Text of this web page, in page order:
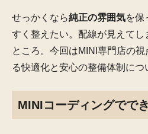
せっかくなら純正の雰囲気を保
すく整えたい。配線が見えて
ところ。今回はMINI専門店の
る快適化と安心の整備体制につ
MINIコーディングでで